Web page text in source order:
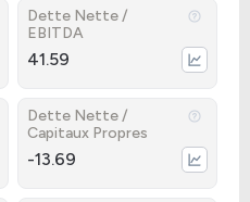
Dette Nette /
EBITDA
41.59
Dette Nette /
Capitaux Propres
-13.69